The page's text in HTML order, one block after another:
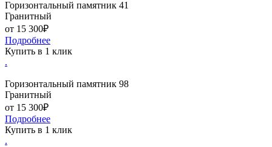
Горизонтальный памятник 41
Гранитный
от 15 300₽
Подробнее
Купить в 1 клик
.
Горизонтальный памятник 98
Гранитный
от 15 300₽
Подробнее
Купить в 1 клик
.